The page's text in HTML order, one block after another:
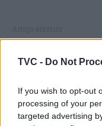
TVC - Do Not
If you wish to opt-out
processing of your
targeted advertising
Família vai animar